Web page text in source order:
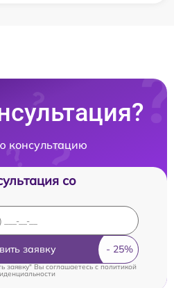
консультацию
со
заявку
заявку" Вы соглашаетесь cполитикой